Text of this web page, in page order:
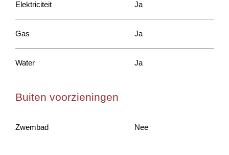
Elektriciteit Ja
Gas Ja
Water Ja
Buiten voorzieningen
Zwembad Nee